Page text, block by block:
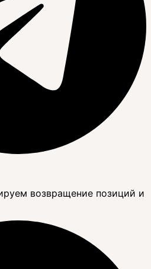
возвращение позиций и